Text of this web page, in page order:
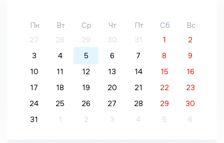
Пн Вт Ср Чт Пт Сб
Вс
27
28 29 30 31 1
2
3
4 5 6 7 8
9
10
11 12 13 14 15
16
17
18 19 20 21 22
23
24
25 26 27 28 29
30
31
1 2 3 4 5 6